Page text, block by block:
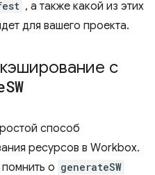
, а также какой из этих
для вашего проекта.
с
SW
способ
ресурсов в Workbox.
о generateSW